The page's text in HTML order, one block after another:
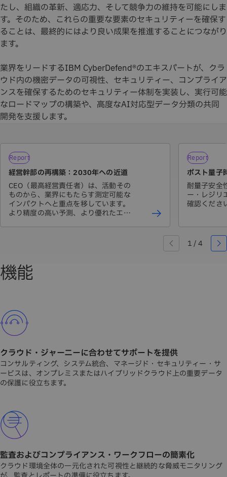
たし、組織の革新、適応力、そして競争力の維持を可能にしま
す。そのため、これらの重要な要素のセキュリティーを確保す
ることは、最終的にはより良い成果を推進することにつながり
ます。
業界をリードするIBM CyberDefend®のエキスパートが、クラ
ウド内の機密データの可視性、セキュリティー、コンプライア
ンスを確保するためのセキュリティー体制を実装し、実行可能
なロードマップの構築や、高度なAI対応型データ分類の共同
開発を支援します。
Report
経営幹部の再構築：2030年への近道
CEO（最高経営責任者）は、活動その
ものから、業界にもたらす測定可能な
インパクトへと重点を移しています。
より精度の高い予測、より優れたエク
Report
ポスト量子
耐量子安全
ー・レジリ
確認くださ
機能
クラウド・ジャーニーに合わせてサポートを提供
コンサルティング、システム統合、マネージド・セキュリティー・サ
ービスは、オンプレミスまたはハイブリッドクラウド上の重要データ
の保護に役立ちます。
監査およびコンプライアンス・ワークフローの簡素化
クラウド環境全体の一元化された可視性と継続的な脅威モニタリング